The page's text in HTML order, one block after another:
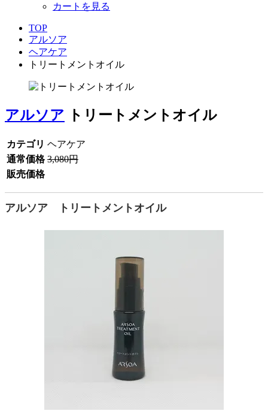
カートを見る
TOP
アルソア
ヘアケア
トリートメントオイル
アルソア トリートメントオイル
カテゴリ ヘアケア
通常価格 3,080円
販売価格
アルソア トリートメントオイル